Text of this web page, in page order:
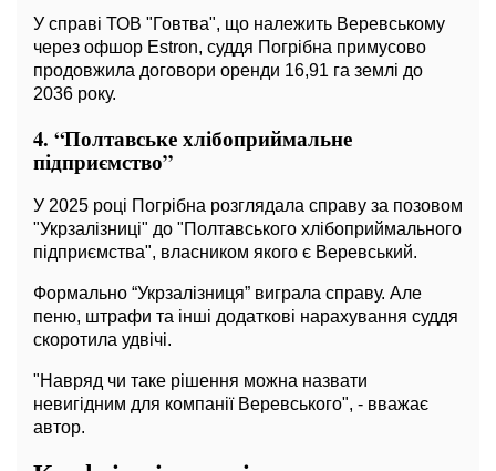
У справі ТОВ "Говтва", що належить Веревському
через офшор Estron, суддя Погрібна примусово
продовжила договори оренди 16,91 га землі до
2036 року.
4. “Полтавське хлібоприймальне
підприємство”
У 2025 році Погрібна розглядала справу за позовом
"Укрзалізниці" до "Полтавського хлібоприймального
підприємства", власником якого є Веревський.
Формально “Укрзалізниця” виграла справу. Але
пеню, штрафи та інші додаткові нарахування суддя
скоротила удвічі.
"Навряд чи таке рішення можна назвати
невигідним для компанії Веревського", - вважає
автор.